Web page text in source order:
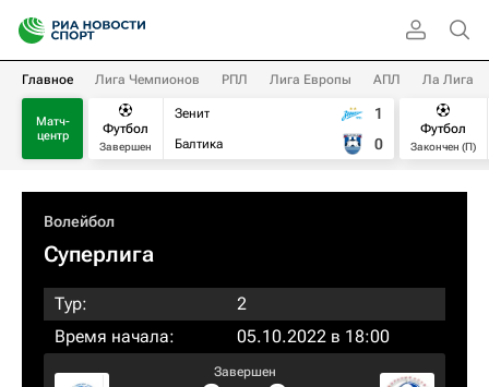
Главное Лига Чемпионов РПЛ Лига Европы АПЛ Ла Лига
Матч-
центр
Футбол
Завершен
Зенит
Балтика
1
0
Футбол
Закончен (П)
Волейбол
Суперлига
Тур:
2
Время начала:
05.10.2022 в 18:00
Завершен